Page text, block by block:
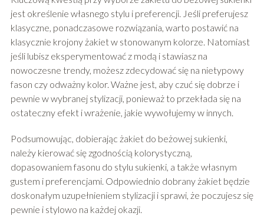
jest określenie własnego stylu i preferencji. Jeśli preferujesz
klasyczne, ponadczasowe rozwiązania, warto postawić na
klasycznie krojony żakiet w stonowanym kolorze. Natomiast
jeśli lubisz eksperymentować z modą i stawiasz na
nowoczesne trendy, możesz zdecydować się na nietypowy
fason czy odważny kolor. Ważne jest, aby czuć się dobrze i
pewnie w wybranej stylizacji, ponieważ to przekłada się na
ostateczny efekt i wrażenie, jakie wywołujemy w innych.
Podsumowując, dobierając żakiet do beżowej sukienki,
należy kierować się zgodnością kolorystyczną,
dopasowaniem fasonu do stylu sukienki, a także własnym
gustem i preferencjami. Odpowiednio dobrany żakiet będzie
doskonałym uzupełnieniem stylizacji i sprawi, że poczujesz się
pewnie i stylowo na każdej okazji.